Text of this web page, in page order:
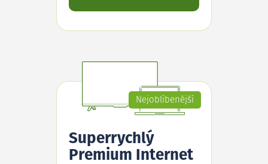
Nejoblíbenější
Superrychlý
Premium Internet